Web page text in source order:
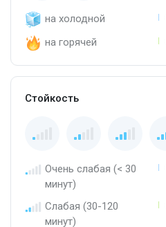
на холодной
на горячей
Стойкость
Очень слабая (< 30
минут)
Слабая (30-120
минут)